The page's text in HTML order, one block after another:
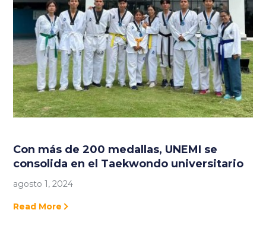
Con más de 200 medallas, UNEMI se
consolida en el Taekwondo universitario
agosto 1, 2024
Read More